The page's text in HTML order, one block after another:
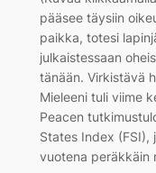
pääsee täysiin
paikka, totesi
julkaistessaan
tänään. Virkistävä
Mieleeni tuli viime
Peacen
States Index (FSI),
vuotena peräkkäin